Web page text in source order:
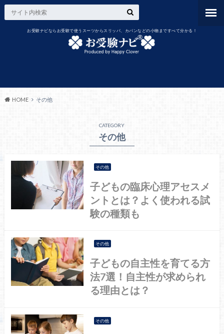
お受験ナビならお受験で使うスーツからスリッパ、カバンなどの小物まですべて分かる！
HOME その他
CATEGORY
その他
その他
子どもの臨床心理アセスメ
ントとは？よく使われる試
験の種類も
その他
子どもの自主性を育てる方
法7選！自主性が求められ
る理由とは？
その他